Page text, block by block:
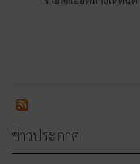
ข่าวประกาศ